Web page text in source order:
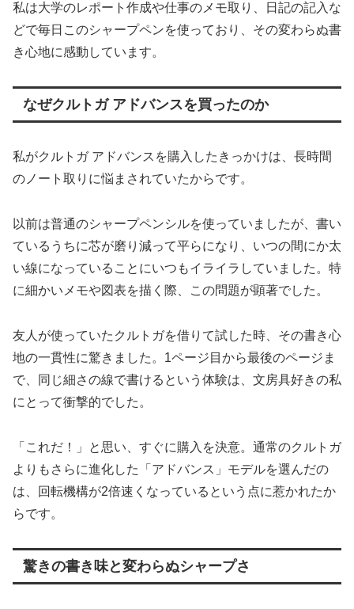
私は大学のレポート作成や仕事のメモ取り、日記の記入な
どで毎日このシャープペンを使っており、その変わらぬ書
き心地に感動しています。
なぜクルトガ アドバンスを買ったのか
私がクルトガ アドバンスを購入したきっかけは、長時間
のノート取りに悩まされていたからです。
以前は普通のシャープペンシルを使っていましたが、書い
ているうちに芯が磨り減って平らになり、いつの間にか太
い線になっていることにいつもイライラしていました。特
に細かいメモや図表を描く際、この問題が顕著でした。
友人が使っていたクルトガを借りて試した時、その書き心
地の一貫性に驚きました。1ページ目から最後のページま
で、同じ細さの線で書けるという体験は、文房具好きの私
にとって衝撃的でした。
「これだ！」と思い、すぐに購入を決意。通常のクルトガ
よりもさらに進化した「アドバンス」モデルを選んだの
は、回転機構が2倍速くなっているという点に惹かれたか
らです。
驚きの書き味と変わらぬシャープさ